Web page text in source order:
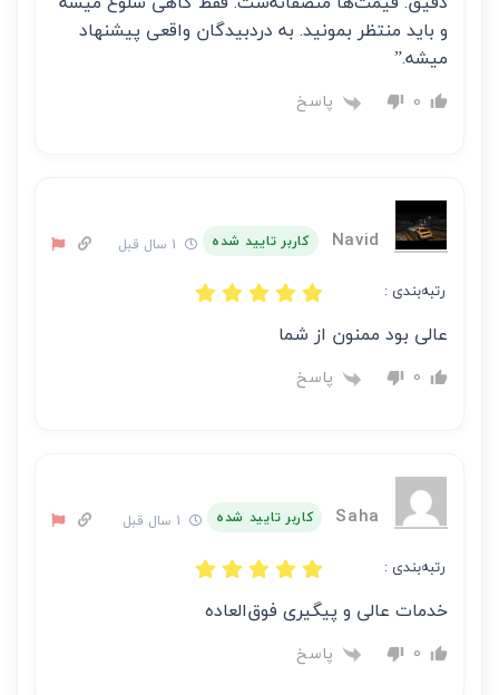
و باید منتظر بمونید. به دردبیدگان واقعی پیشنهاد
میشه.”
0 پاسخ
Navid کاربر تایید شده
رتبه‌بندی :
عالی بود ممنون از شما
0 پاسخ
Saha کاربر تایید شده
رتبه‌بندی :
خدمات عالی و پیگیری فوق‌العاده
0 پاسخ